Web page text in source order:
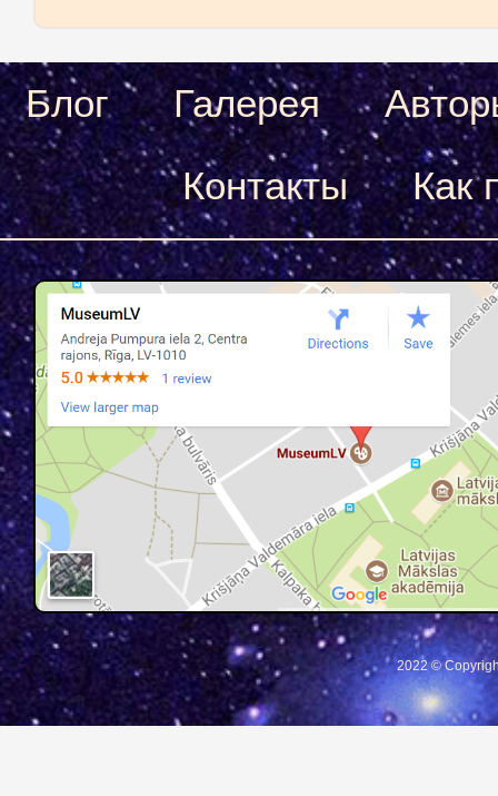
Блог Галерея
Контакты
Как
2022 ©